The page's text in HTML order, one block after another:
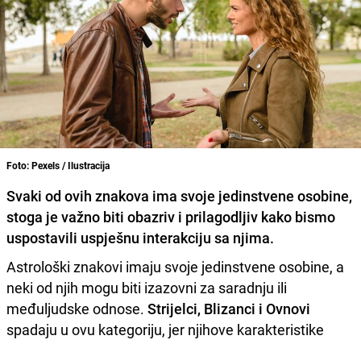
Foto: Pexels / Ilustracija
Svaki od ovih znakova ima svoje jedinstvene osobine,
stoga je važno biti obazriv i prilagodljiv kako bismo
uspostavili uspješnu interakciju sa njima.
Astrološki znakovi imaju svoje jedinstvene osobine, a
neki od njih mogu biti izazovni za saradnju ili
međuljudske odnose. Strijelci, Blizanci i Ovnovi
spadaju u ovu kategoriju, jer njihove karakteristike